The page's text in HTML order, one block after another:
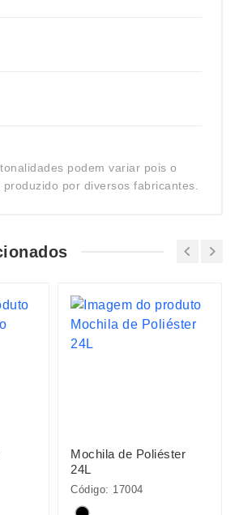
podem variar pois o
por diversos fabricantes.
Mochila de Poliéster
24L
Código: 17004